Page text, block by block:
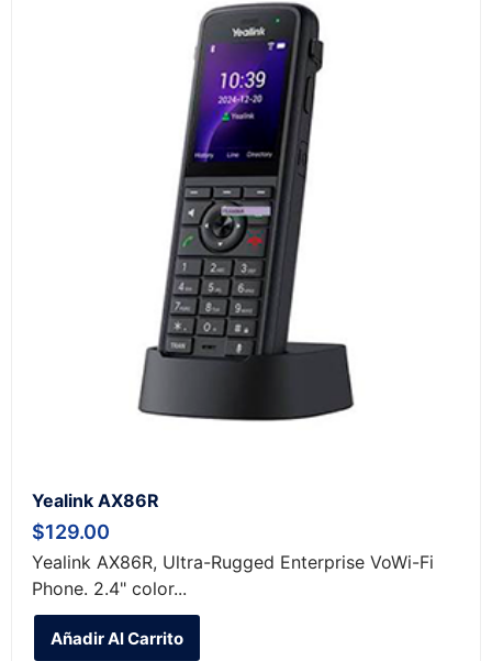
Yealink AX86R
$129.00
Yealink AX86R, Ultra-Rugged Enterprise VoWi-Fi
Phone. 2.4" color...
Añadir Al Carrito